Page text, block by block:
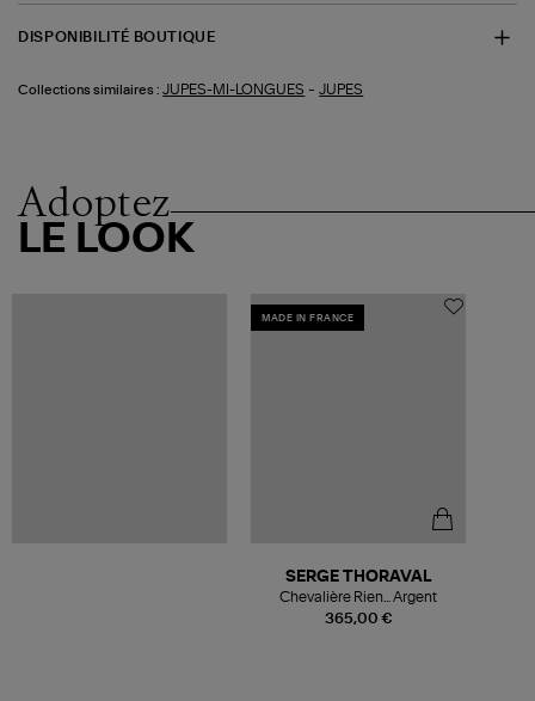
DISPONIBILITÉ BOUTIQUE
Collections similaires : JUPES-MI-LONGUES -JUPES
Adoptez
LE LOOK
MADE IN FRANCE
365,00 €
SERGE THORAVAL
Chevalière Rien... Argent